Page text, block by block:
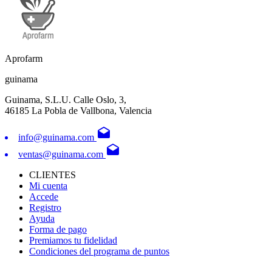
Aprofarm
guinama
Guinama, S.L.U. Calle Oslo, 3,
46185 La Pobla de Vallbona, Valencia
info@guinama.com drafts
ventas@guinama.com drafts
CLIENTES
Mi cuenta
Accede
Registro
Ayuda
Forma de pago
Premiamos tu fidelidad
Condiciones del programa de puntos